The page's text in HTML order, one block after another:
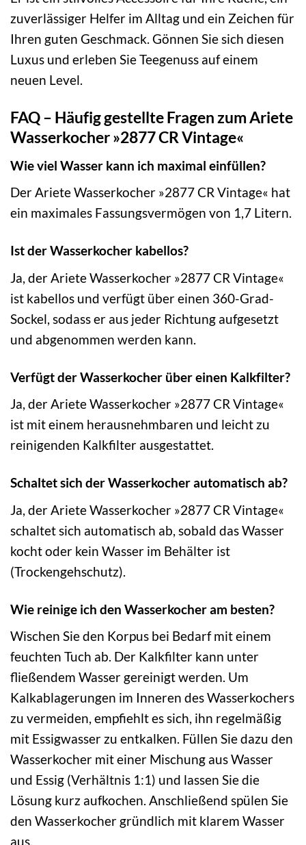
zuverlässiger Helfer im Alltag und ein Zeichen für
Ihren guten Geschmack. Gönnen Sie sich diesen
Luxus und erleben Sie Teegenuss auf einem
neuen Level.
FAQ – Häufig gestellte Fragen zum Ariete
Wasserkocher »2877 CR Vintage«
Wie viel Wasser kann ich maximal einfüllen?
Der Ariete Wasserkocher »2877 CR Vintage« hat
ein maximales Fassungsvermögen von 1,7 Litern.
Ist der Wasserkocher kabellos?
Ja, der Ariete Wasserkocher »2877 CR Vintage«
ist kabellos und verfügt über einen 360-Grad-
Sockel, sodass er aus jeder Richtung aufgesetzt
und abgenommen werden kann.
Verfügt der Wasserkocher über einen Kalkfilter?
Ja, der Ariete Wasserkocher »2877 CR Vintage«
ist mit einem herausnehmbaren und leicht zu
reinigenden Kalkfilter ausgestattet.
Schaltet sich der Wasserkocher automatisch ab?
Ja, der Ariete Wasserkocher »2877 CR Vintage«
schaltet sich automatisch ab, sobald das Wasser
kocht oder kein Wasser im Behälter ist
(Trockengehschutz).
Wie reinige ich den Wasserkocher am besten?
Wischen Sie den Korpus bei Bedarf mit einem
feuchten Tuch ab. Der Kalkfilter kann unter
fließendem Wasser gereinigt werden. Um
Kalkablagerungen im Inneren des Wasserkochers
zu vermeiden, empfiehlt es sich, ihn regelmäßig
mit Essigwasser zu entkalken. Füllen Sie dazu den
Wasserkocher mit einer Mischung aus Wasser
und Essig (Verhältnis 1:1) und lassen Sie die
Lösung kurz aufkochen. Anschließend spülen Sie
den Wasserkocher gründlich mit klarem Wasser
aus.